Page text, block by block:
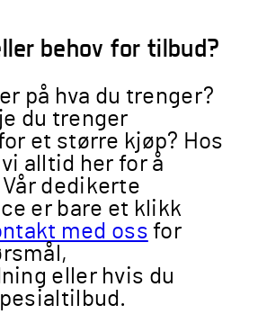
behov for tilbud?
på hva du trenger?
du trenger
et større kjøp? Hos
alltid her for å
dedikerte
er bare et klikk
med oss for
eller hvis du